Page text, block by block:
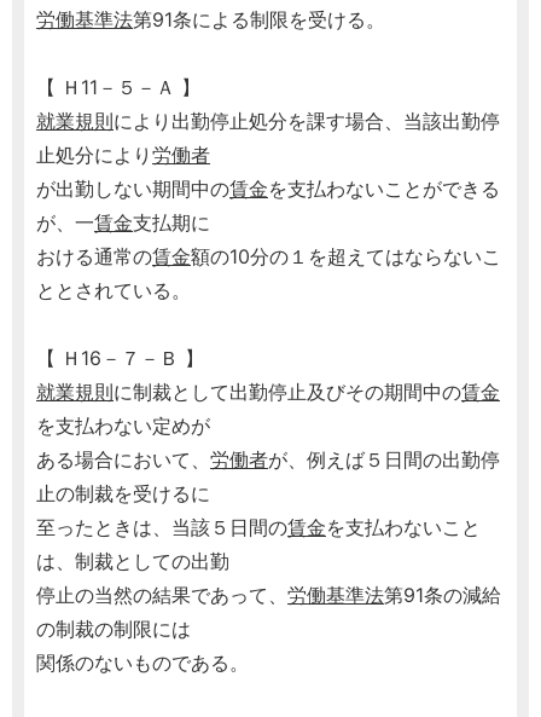
労働基準法第91条による制限を受ける。
【 Ｈ11－５－Ａ 】
就業規則により出勤停止処分を課す場合、当該出勤停
止処分により 労働者
が出勤しない期間中の賃金を支払わないことができる
が、一賃金支払期に
おける通常の賃金額の10分の１を超えてはならないこ
ととされている。
【 Ｈ16－７－Ｂ 】
就業規則に制裁として出勤停止及びその期間中の賃金
を支払わない定めが
ある場合において、 労働者が、例えば５日間の出勤停
止の制裁を受けるに
至ったときは、当該５日間の賃金を支払わないこと
は、制裁としての出勤
停止の当然の結果であって、 労働基準法第91条の減給
の制裁の制限には
関係のないものである。